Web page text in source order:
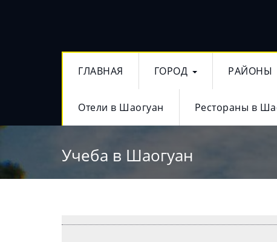
ГЛАВНАЯ ГОРОД РАЙОНЫ
Отели в Шаогуан Рестораны в
Учеба в Шаогуан